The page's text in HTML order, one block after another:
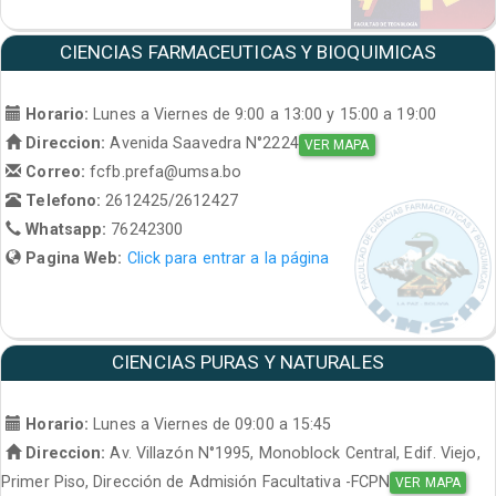
CIENCIAS FARMACEUTICAS Y BIOQUIMICAS
Horario: Lunes a Viernes de 9:00 a 13:00 y 15:00 a 19:00
Direccion: Avenida Saavedra N°2224 VER MAPA
Correo:fcfb.prefa@umsa.bo
Telefono:2612425/2612427
Whatsapp: 76242300
Pagina Web: Click para entrar a la página
CIENCIAS PURAS Y NATURALES
Horario:
Lunes a Viernes de 09:00 a 15:45
Direccion: Av. Villazón N°1995, Monoblock Central, Edif. Viejo,
Primer Piso, Dirección de Admisión Facultativa -FCPN VER MAPA